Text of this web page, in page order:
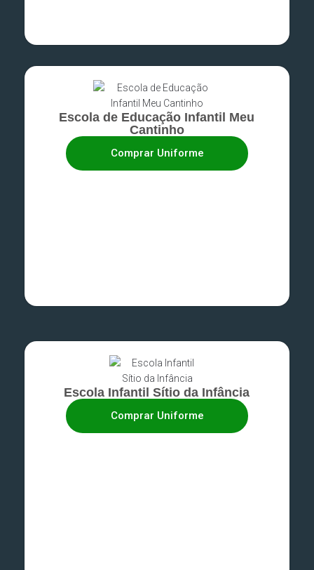
Escola de Educação Infantil Meu
Cantinho
Comprar Uniforme
Escola Infantil Sítio da Infância
Comprar Uniforme